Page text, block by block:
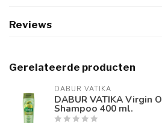
Reviews
Gerelateerde producten
DABUR VATIKA
DABUR VATIKA Virgin
Shampoo 400 ml.